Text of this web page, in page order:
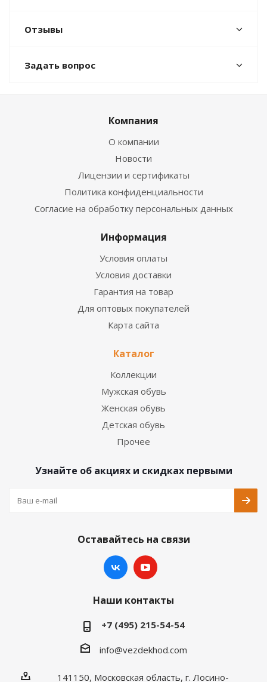
Отзывы
Задать вопрос
Компания
О компании
Новости
Лицензии и сертификаты
Политика конфиденциальности
Согласие на обработку персональных данных
Информация
Условия оплаты
Условия доставки
Гарантия на товар
Для оптовых покупателей
Карта сайта
Каталог
Коллекции
Мужская обувь
Женская обувь
Детская обувь
Прочее
Узнайте об акциях и скидках первыми
Оставайтесь на связи
Наши контакты
+7 (495) 215-54-54
info@vezdekhod.com
141150, Московская область, г. Лосино-